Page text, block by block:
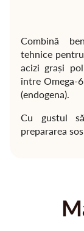
Combină
tehnice
acizi grași
între Omega-
(endogena).
Cu gustul
prepararea